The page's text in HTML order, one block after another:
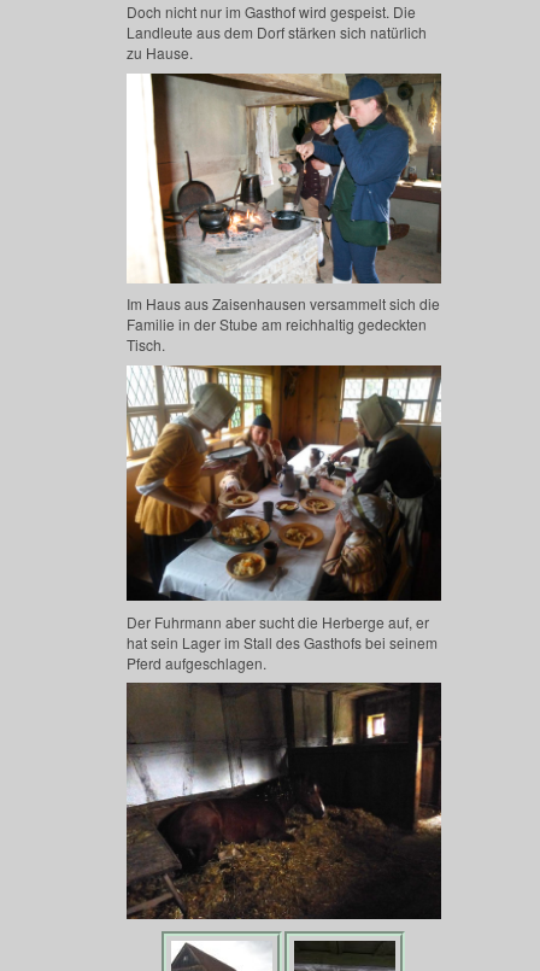
Doch nicht nur im Gasthof wird gespeist. Die
Landleute aus dem Dorf stärken sich natürlich
zu Hause.
Im Haus aus Zaisenhausen versammelt sich die
Familie in der Stube am reichhaltig gedeckten
Tisch.
Der Fuhrmann aber sucht die Herberge auf, er
hat sein Lager im Stall des Gasthofs bei seinem
Pferd aufgeschlagen.